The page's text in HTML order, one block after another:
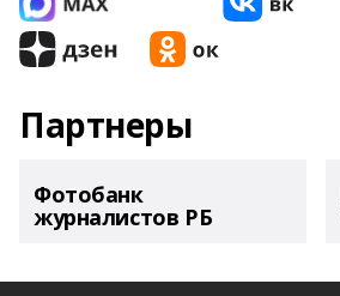
Партнеры
Фотобанк
журналистов РБ